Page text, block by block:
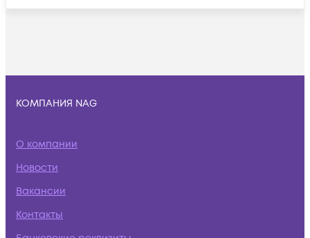
КОМПАНИЯ NAG
О компании
Новости
Вакансии
Контакты